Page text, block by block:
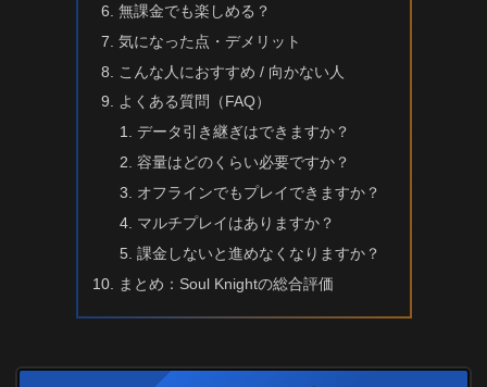
無課金でも楽しめる？
気になった点・デメリット
こんな人におすすめ / 向かない人
よくある質問（FAQ）
データ引き継ぎはできますか？
容量はどのくらい必要ですか？
オフラインでもプレイできますか？
マルチプレイはありますか？
課金しないと進めなくなりますか？
まとめ：Soul Knightの総合評価